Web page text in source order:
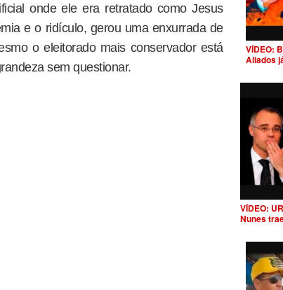
onde ele era retratado como Jesus
e o ridículo, gerou uma enxurrada de
o eleitorado mais conservador está
sem questionar.
VÍDEO:
Aliados
VÍDEO:
Nunes